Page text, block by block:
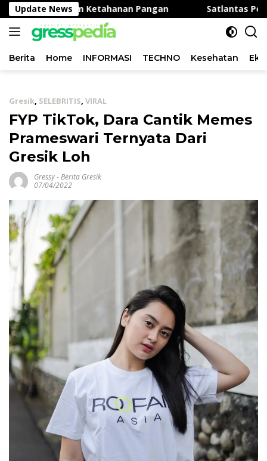
Langsung
ke
konten
Update News
Program Ketahanan Pangan Satlantas Polres
Berita Home INFORMASI TECHNO Kesehatan
Gresik, SELEBRITIS, VIRAL
FYP TikTok, Dara Cantik Memes
Prameswari Ternyata Dari
Gresik Loh
Gressy-Berita Gresik
07/04/2022